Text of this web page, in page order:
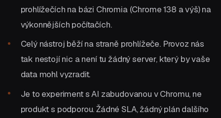
prohlížečích na bázi Chromia (Chrome 138 a výš) na
výkonnějších počítačích.
Celý nástroj běží na straně prohlížeče. Provoz nás
tak nestojí nic a není tu žádný server, který by vaše
data mohl vyzradit.
Je to experiment s AI zabudovanou v Chromu, ne
produkt s podporou. Žádné SLA, žádný plán dalšího